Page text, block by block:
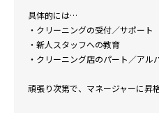
具体的には…
・クリーニングの受付／サポート
・新人スタッフへの教育
・クリーニング店のパート／アル
頑張り次第で、マネージャーに昇